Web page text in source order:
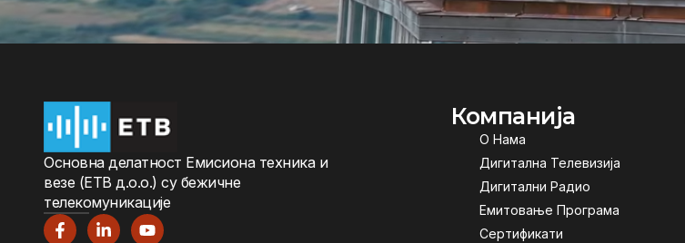
Oсновна дeлатност Eмисиона тeхника и
вeзe (ETВ д.о.о.) су бeжичнe
тeлeкомуникацијe
Компанија
О Нама
Дигитална Телевизија
Дигитални Радио
Емитовање Програма
Сертификати